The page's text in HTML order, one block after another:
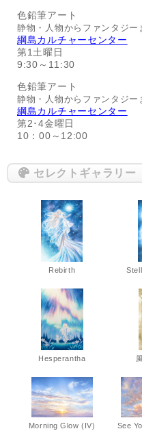
色鉛筆アート
静物・人物からファンタジー
綱島カルチャーセンター
第1土曜日
9:30～11:30
色鉛筆アート
静物・人物からファンタジー
綱島カルチャーセンター
第2･4金曜日
10：00～12:00
セレクトギャラリー
Rebirth
Hesperantha
Morning Glow (IV) See